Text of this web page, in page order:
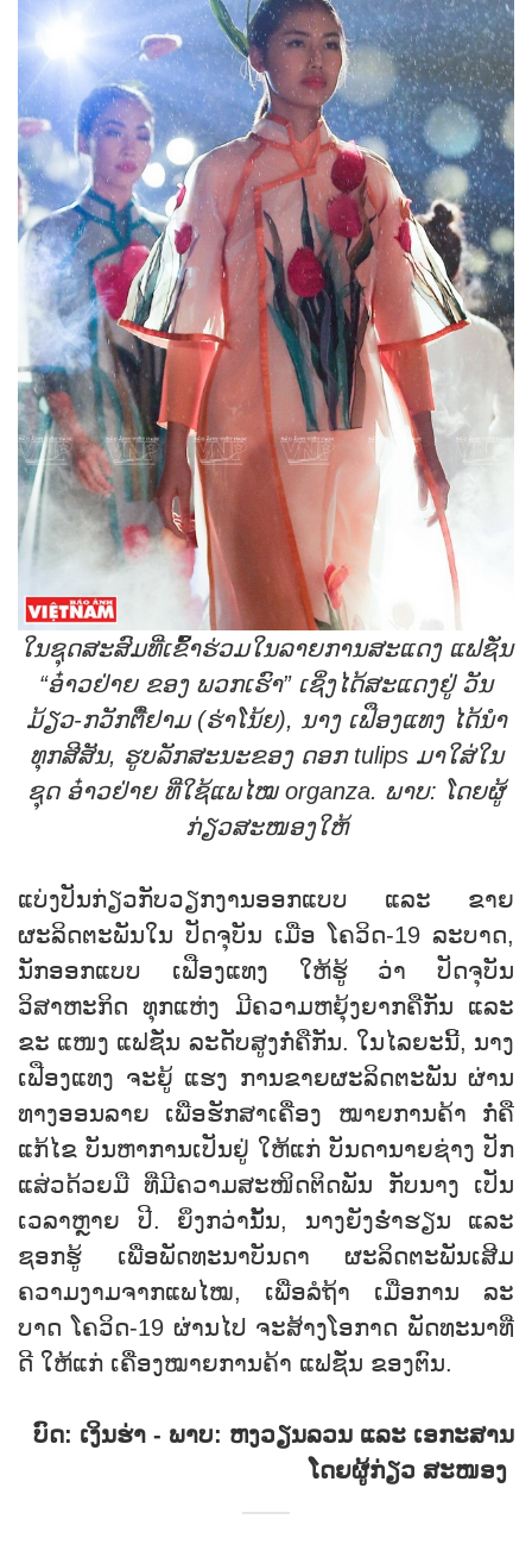
ໃນຊຸດສະສົມທີ່ເຂົ້ົ້າຮ່ວມໃນລາຍການສະແດງ ແຟຊັ່ນ
“ອ໋າວຢ່າຍ ຂອງ ພວກເຮົາ” ເຊິ່ງໄດ້ສະແດງຢູ່ ວັນ
ມ້ຽວ-ກວັກຕື໋ຢາມ (ຮ່າໂນ້ຍ), ນາງ ເຟືອງແທງ ໄດ້ນຳ
ທຸກສີສັນ, ຮູບລັກສະນະຂອງ ດອກ tulips ມາໃສ່ໃນ
ຊຸດ ອ໋າວຢ່າຍ ທີ່ໃຊ້ແພໄໝ organza. ພາບ: ໂດຍຜູ້
ກ່ຽວສະໜອງໃຫ້
ແບ່ງປັນກ່ຽວກັບວຽກງານອອກແບບ ແລະ ຂາຍ
ຜະລິດຕະພັນໃນ ປັດຈຸບັນ ເມື່ອ ໂຄວິດ-19 ລະບາດ,
ນັກອອກແບບ ເຟືອງແທງ ໃຫ້ຮູ້ ວ່າ ປັດຈຸບັນ
ວິສາຫະກິດ ທຸກແຫ່ງ ມີຄວາມຫຍຸ້ງຍາກຄືກັນ ແລະ
ຂະ ແໜງ ແຟຊັ່ນ ລະດັບສູງກໍ່ຄືກັນ. ໃນໄລຍະນີ້, ນາງ
ເຟືອງແທງ ຈະຍູ້ ແຮງ ການຂາຍຜະລິດຕະພັນ ຜ່ານ
ທາງອອນລາຍ ເພື່ອຮັກສາເຄື່ອງ ໝາຍການຄ້າ ກໍ່ຄື
ແກ້ໄຂ ບັນຫາການເປັນຢູ່ ໃຫ້ແກ່ ບັນດານາຍຊ່າງ ປັກ
ແສ່ວດ້ວຍມື ທີ່ມີຄວາມສະໜິດຕິດພັນ ກັບນາງ ເປັນ
ເວລາຫຼາຍ ປີ. ຍິ່ງກວ່ານັ້ນ, ນາງຍັງຮໍ່າຮຽນ ແລະ
ຊອກຮູ້ ເພື່ອພັດທະນາບັນດາ ຜະລິດຕະພັນເສີມ
ຄວາມງາມຈາກແພໄໝ, ເພື່ອລໍຖ້າ ເມື່ອການ ລະ
ບາດ ໂຄວິດ-19 ຜ່ານໄປ ຈະສ້າງໂອກາດ ພັດທະນາທີ່
ດີ ໃຫ້ແກ່ ເຄື່ອງໝາຍການຄ້າ ແຟຊັ່ນ ຂອງຕົນ.
ບົດ: ເງິນຮ່າ - ພາບ: ຫງວຽນລວນ ແລະ ເອກະສານ
ໂດຍຜູ້ກ່ຽວ ສະໜອງ